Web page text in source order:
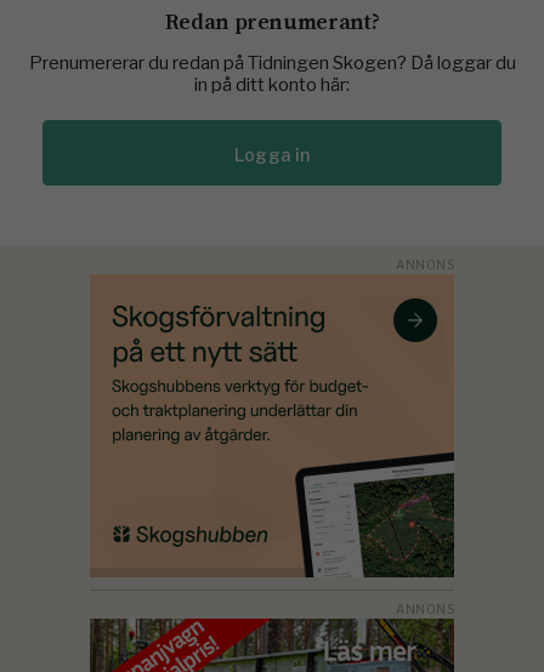
Redan prenumerant?
Prenumererar du redan på Tidningen Skogen? Då loggar du
in på ditt konto här:
Logga in